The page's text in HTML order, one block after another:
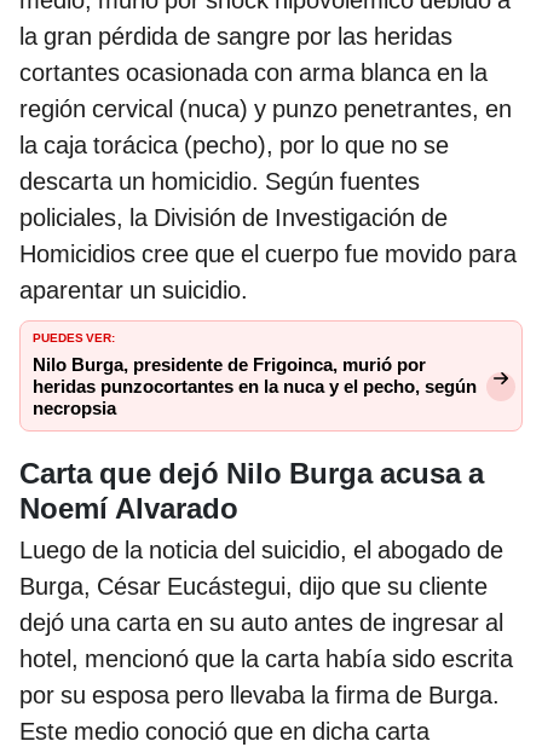
la gran pérdida de sangre por las heridas
cortantes ocasionada con arma blanca en la
región cervical (nuca) y punzo penetrantes, en
la caja torácica (pecho), por lo que no se
descarta un homicidio. Según fuentes
policiales, la División de Investigación de
Homicidios cree que el cuerpo fue movido para
aparentar un suicidio.
PUEDES VER:
Nilo Burga, presidente de Frigoinca, murió por
heridas punzocortantes en la nuca y el pecho, según
necropsia
Carta que dejó Nilo Burga acusa a
Noemí Alvarado
Luego de la noticia del suicidio, el abogado de
Burga, César Eucástegui, dijo que su cliente
dejó una carta en su auto antes de ingresar al
hotel, mencionó que la carta había sido escrita
por su esposa pero llevaba la firma de Burga.
Este medio conoció que en dicha carta